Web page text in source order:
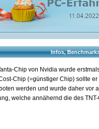
Infos,
Chip von Nvidia wurde
Chip (=günstiger Chip) sollte
werden und wurde daher vor
welche annähernd die des